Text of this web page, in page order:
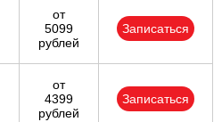
от
5099
рублей
Записаться
от
4399
рублей
Записаться